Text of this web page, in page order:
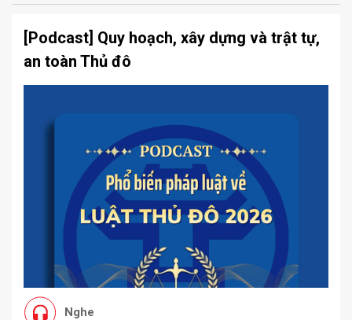
[Podcast] Quy hoạch, xây dựng và trật tự,
an toàn Thủ đô
Nghe